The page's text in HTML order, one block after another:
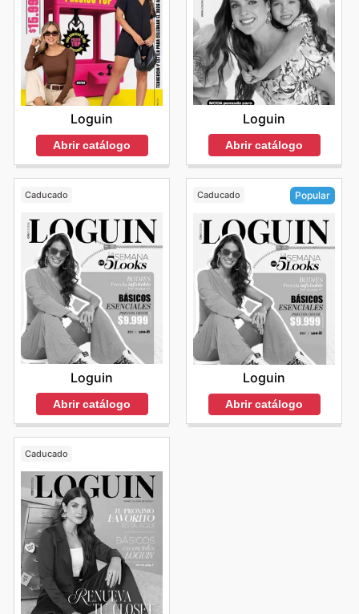
Loguin
Abrir catálogo
Loguin
Abrir catálogo
Caducado
Loguin
Abrir catálogo
Caducado Popular
Loguin
Abrir catálogo
Caducado